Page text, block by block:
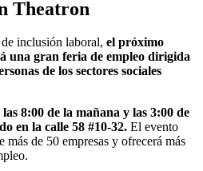
Theatron
inclusión laboral, el próximo
una gran feria de empleo dirigida
de los sectores sociales
8:00 de la mañana y las 3:00 de
en la calle 58 #10-32. El evento
de 50 empresas y ofrecerá más